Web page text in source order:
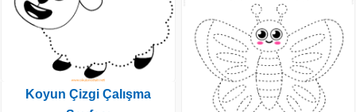
Koyun Çizgi Çalışma